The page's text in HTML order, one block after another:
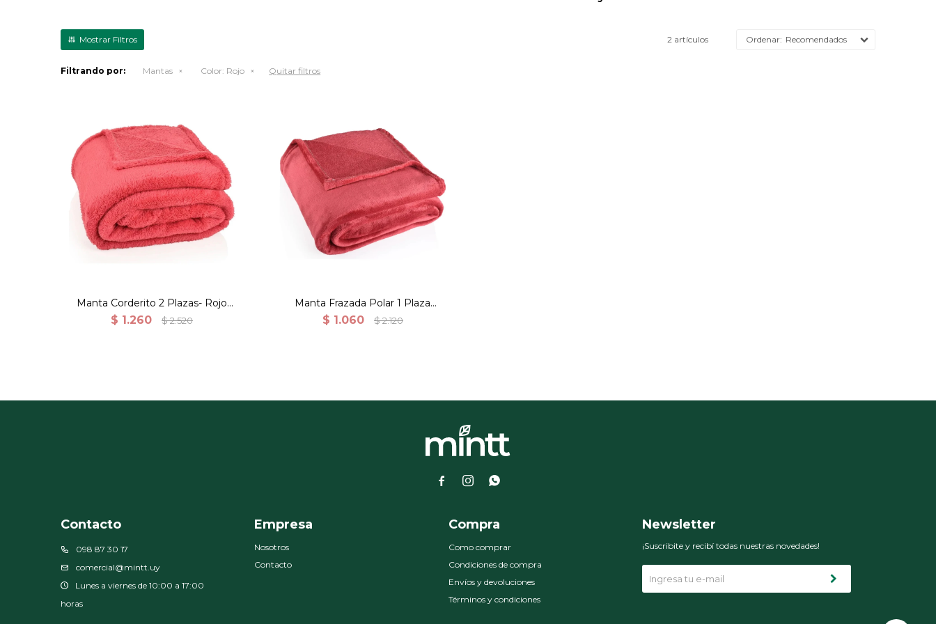
2 artículos Recomendados
Filtrando por: Mantas Color: Rojo Quitar filtros
Manta corderito 180x200 Rojo
Escarlata
Manta Corderito 2 Plazas- Rojo
escarlata - 180x200cm
$ 1.260 $ 2.520
Manta polar 150x200 Rojo
Granate
Manta Frazada Polar 1 Plaza
150x200cm Lisa - Rojo granate
$ 1.060 $ 2.120
  
Contacto
098 87 30 17
comercial@mintt.uy
Lunes a viernes de 10:00 a 17:00
horas
Empresa
Nosotros
Contacto
Compra
Como comprar
Condiciones de compra
Envíos y devoluciones
Términos y condiciones
Newsletter
¡Suscribite y recibí todas nuestras novedades!